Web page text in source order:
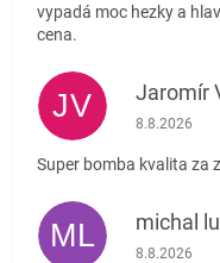
vypadá moc hezky a
cena.
JV Jaromír
Hodnocení
8.8.2026
Super bomba kvalita za
ML michal
Hodnocení
8.8.2026